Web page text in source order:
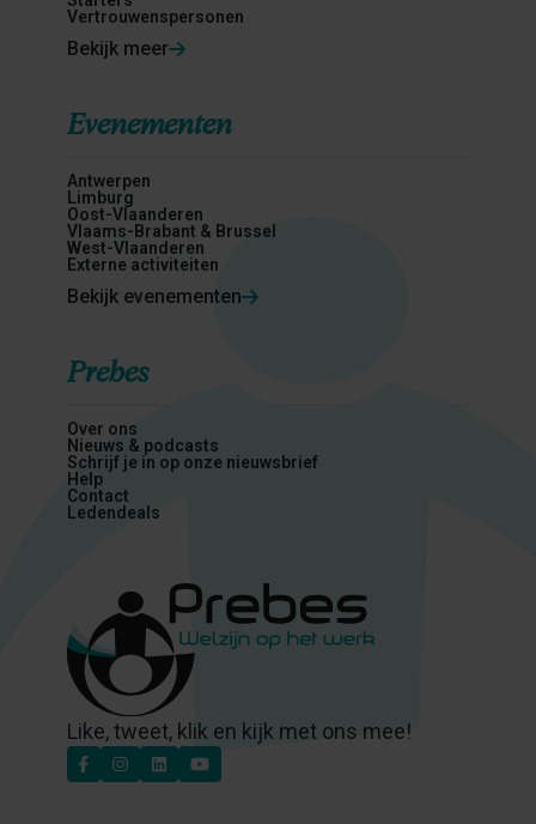
Vertrouwenspersonen
Bekijk meer
Evenementen
Antwerpen
Limburg
Oost-Vlaanderen
Vlaams-Brabant & Brussel
West-Vlaanderen
Externe activiteiten
Bekijk evenementen
Prebes
Over ons
Nieuws & podcasts
Schrijf je in op onze nieuwsbrief
Help
Contact
Ledendeals
Like, tweet, klik en kijk met ons mee!